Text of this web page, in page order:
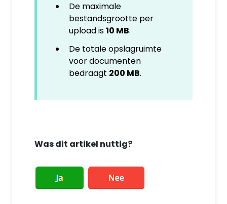
De maximale
bestandsgrootte per
upload is10 MB.
De totale opslagruimte
voor documenten
bedraagt 200 MB.
Was dit artikel nuttig?